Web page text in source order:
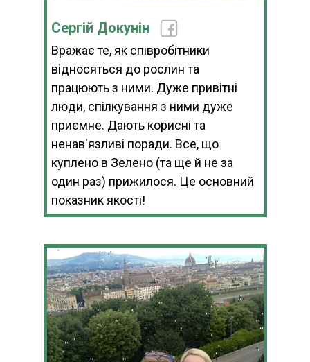
Сергій Докунін
Вражає те, як співробітники
відносяться до рослин та
працюють з ними. Дуже привітні
люди, спілкування з ними дуже
приємне. Дають корисні та
ненав'язливі поради. Все, що
куплено в Зелено (та ще й не за
один раз) прижилося. Це основний
показник якості!